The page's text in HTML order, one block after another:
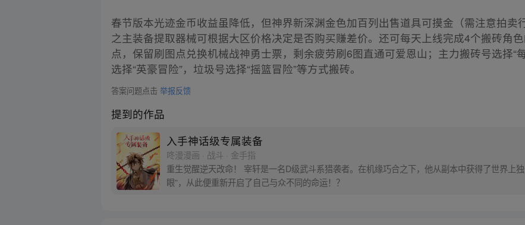
春节版本光迹金币收益虽降低，但神界新深渊金色加百列出售道具可摸金（需注意拍卖
之主装备提取器械可根据大区价格决定是否购买赚差价。还可每天上线完成4个搬砖角
点，保留刷图点兑换机械战神勇士票，剩余疲劳刷6图直通可爱恩山；主力搬砖号选择“
选择“英豪冒险”，垃圾号选择“摇篮冒险”等方式搬砖。
答案问题点击举报反馈
提到的作品
入手神话级专属装备
咚漫漫画 · 战斗 · 金手指
重生觉醒逆天改命！ 宰轩是一名D级武斗系猎袭者。在机缘巧合之下，他从副本中获得了世界上
眼”，从此便重新开启了自己与众不同的命运！？